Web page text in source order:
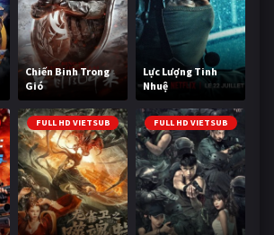
Chiến Binh Trong
Gió
Lực Lượng Tinh
Nhuệ
FULL HD VIETSUB FULL HD VIETSUB